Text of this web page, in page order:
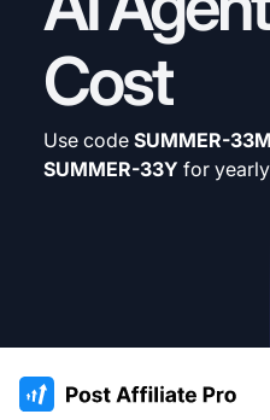
Cost
Use code SUMMER-33M
SUMMER-33Y for
:site.title